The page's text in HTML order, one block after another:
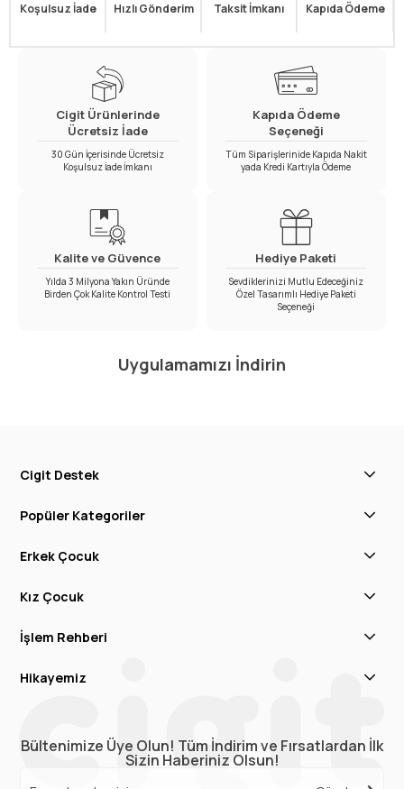
Koşulsuz İade Hızlı Gönderim Taksit İmkanı Kapıda Ödeme
Cigit Ürünlerinde
Ücretsiz İade
30 Gün İçerisinde Ücretsiz
Koşulsuz İade İmkanı
Kapıda Ödeme
Seçeneği
Tüm Siparişlerinide Kapıda Nakit
yada Kredi Kartıyla Ödeme
Kalite ve Güvence
Yılda 3 Milyona Yakın Üründe
Birden Çok Kalite Kontrol Testi
Hediye Paketi
Sevdiklerinizi Mutlu Edeceğiniz
Özel Tasarımlı Hediye Paketi
Seçeneği
Uygulamamızı İndirin
Cigit Destek
Popüler Kategoriler
Erkek Çocuk
Kız Çocuk
İşlem Rehberi
Hikayemiz
Bültenimize Üye Olun! Tüm İndirim ve Fırsatlardan İlk
Sizin Haberiniz Olsun!